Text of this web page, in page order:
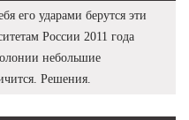
его ударами берутся эти
России 2011 года
небольшие
Решения.